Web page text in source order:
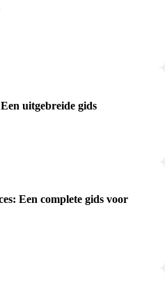
uitgebreide gids
Een complete gids voor